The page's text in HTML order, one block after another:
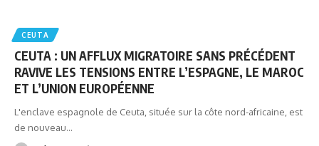
CEUTA
CEUTA : UN AFFLUX MIGRATOIRE SANS PRÉCÉDENT
RAVIVE LES TENSIONS ENTRE L’ESPAGNE, LE MAROC
ET L’UNION EUROPÉENNE
L'enclave espagnole de Ceuta, située sur la côte nord-africaine, est
de nouveau…